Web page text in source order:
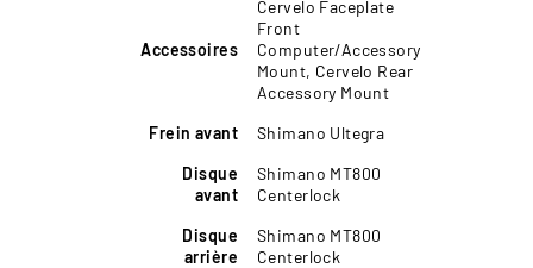
Accessoires
Cervelo Faceplate
Front
Computer/Accessory
Mount, Cervelo Rear
Accessory Mount
Frein avant
Shimano Ultegra
Disque
avant
Shimano MT800
Centerlock
Disque
arrière
Shimano MT800
Centerlock